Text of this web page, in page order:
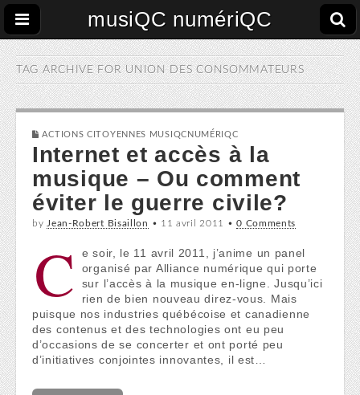
musiQC numériQC
TAG ARCHIVE FORUNION DES CONSOMMATEURS
ACTIONS CITOYENNES MUSIQCNUMÉRIQC
Internet et accès à la
musique – Ou comment
éviter le guerre civile?
by Jean-Robert Bisaillon • 11 avril 2011 •0 Comments
C
e soir, le 11 avril 2011, j’anime un panel
organisé par Alliance numérique qui porte
sur l’accès à la musique en-ligne. Jusqu’ici
rien de bien nouveau direz-vous. Mais
puisque nos industries québécoise et canadienne
des contenus et des technologies ont eu peu
d’occasions de se concerter et ont porté peu
d’initiatives conjointes innovantes, il est…